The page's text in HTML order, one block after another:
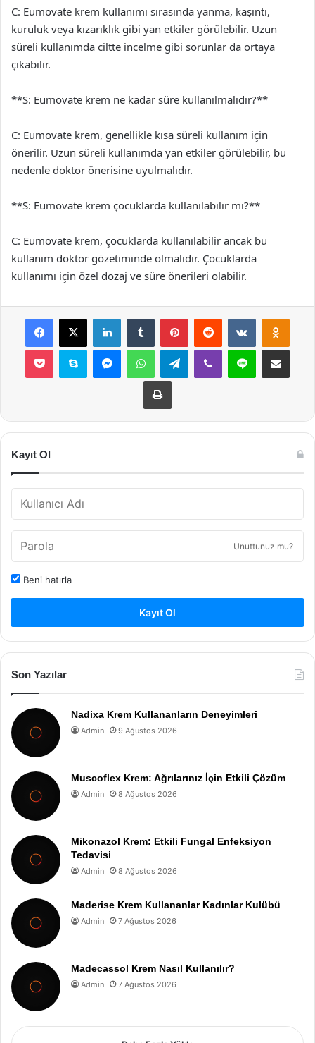
C: Eumovate krem kullanımı sırasında yanma, kaşıntı,
kuruluk veya kızarıklık gibi yan etkiler görülebilir. Uzun
süreli kullanımda ciltte incelme gibi sorunlar da ortaya
çıkabilir.
**S: Eumovate krem ne kadar süre kullanılmalıdır?**
C: Eumovate krem, genellikle kısa süreli kullanım için
önerilir. Uzun süreli kullanımda yan etkiler görülebilir, bu
nedenle doktor önerisine uyulmalıdır.
**S: Eumovate krem çocuklarda kullanılabilir mi?**
C: Eumovate krem, çocuklarda kullanılabilir ancak bu
kullanım doktor gözetiminde olmalıdır. Çocuklarda
kullanımı için özel dozaj ve süre önerileri olabilir.
Facebook
X LinkedInTumblr PinterestReddit VKontakte
Pocket Skype MessengerWhatsAppTelegramViber Line E-Posta ile
Yazdır
Kayıt Ol
Unuttunuz mu?
Beni hatırla
Kayıt Ol
Son Yazılar
Nadixa Krem Kullananların Deneyimleri
Admin 9 Ağustos 2026
Muscoflex Krem: Ağrılarınız İçin Etkili Çözüm
Admin 8 Ağustos 2026
Mikonazol Krem: Etkili Fungal Enfeksiyon
Tedavisi
Admin 8 Ağustos 2026
Maderise Krem Kullananlar Kadınlar Kulübü
Admin 7 Ağustos 2026
Madecassol Krem Nasıl Kullanılır?
Admin 7 Ağustos 2026